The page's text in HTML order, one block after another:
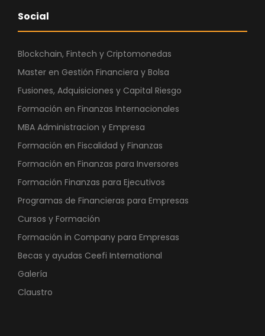
Social
Blockchain, Fintech y Criptomonedas
Master en Gestión Financiera y Bolsa
Fusiones, Adquisiciones y Capital Riesgo
Formación en Finanzas Internacionales
MBA Administracion y Empresa
Formación en Fiscalidad y Finanzas
Formación en Finanzas para Inversores
Formación Finanzas para Ejecutivos
Programas de Financieras para Empresas
Cursos y Formación
Formación in Company para Empresas
Becas y ayudas Ceefi International
Galería
Claustro